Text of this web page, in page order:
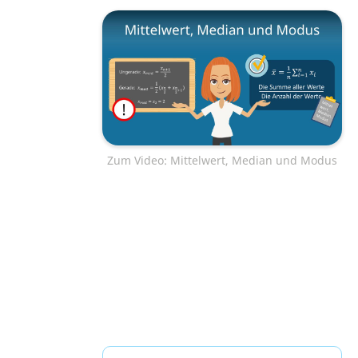
Zum Video: Mittelwert, Median und Modus